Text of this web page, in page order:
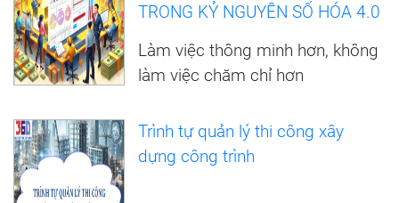
TRONG KỶ NGUYÊN SỐ HÓA 4.0
Làm việc thông minh hơn, không
làm việc chăm chỉ hơn
Trình tự quản lý thi công xây
dựng công trình